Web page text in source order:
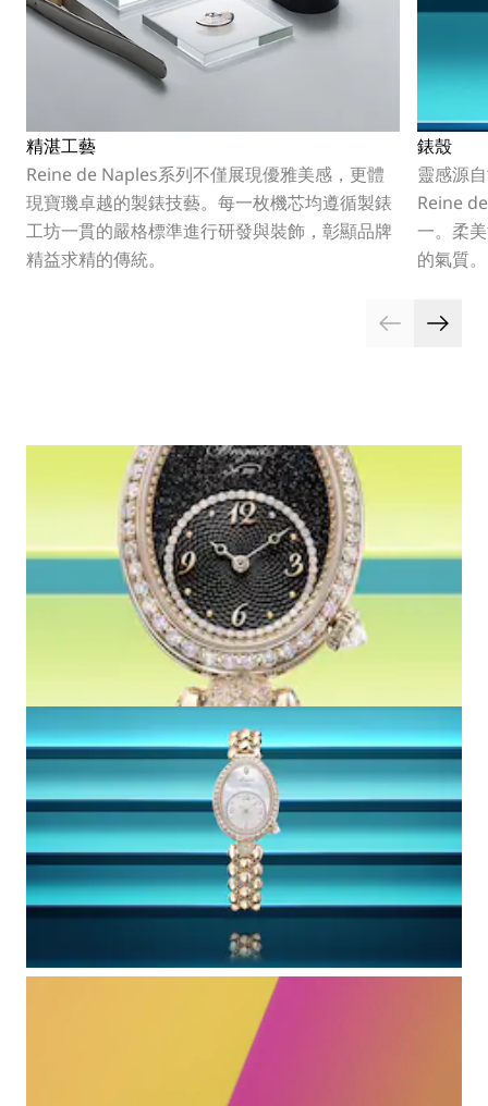
精湛工藝
Reine de Naples系列不僅展現優雅美感，更體
現寶璣卓越的製錶技藝。每一枚機芯均遵循製錶
工坊一貫的嚴格標準進行研發與裝飾，彰顯品牌
精益求精的傳統。
錶殼
靈感源
Reine
一。柔
的氣質。